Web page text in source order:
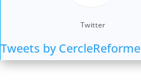
Twitter
Tweets by CercleReforme